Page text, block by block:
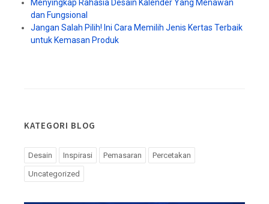
Menyingkap Rahasia Desain Kalender Yang Menawan
dan Fungsional
Jangan Salah Pilih! Ini Cara Memilih Jenis Kertas Terbaik
untuk Kemasan Produk
KATEGORI BLOG
Desain Inspirasi Pemasaran Percetakan
Uncategorized